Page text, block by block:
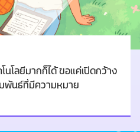
นโลยีมากก็ได้ ขอแค่เปิดกว้าง
พันธ์ที่มีความหมาย